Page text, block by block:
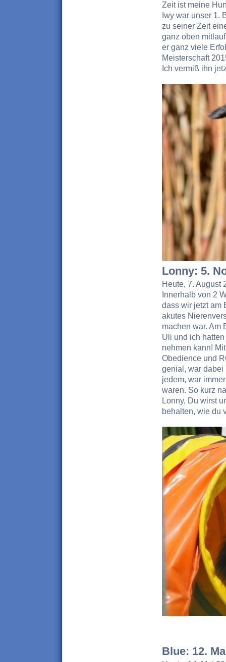
Zeit ist meine
Iwy war unser 1.
zu seiner Zeit
ganz oben
er ganz viele
Meisterschaft
Ich vermiß ihn
Lonny: 5.
Heute, 7. August
Innerhalb von 2
dass wir jetzt am
akutes
machen war. Am
Uli und ich
nehmen kann!
Obedience und
genial, war dabei
jedem, war
waren. So kurz
Lonny, Du wirst
behalten, wie du
Blue: 12.